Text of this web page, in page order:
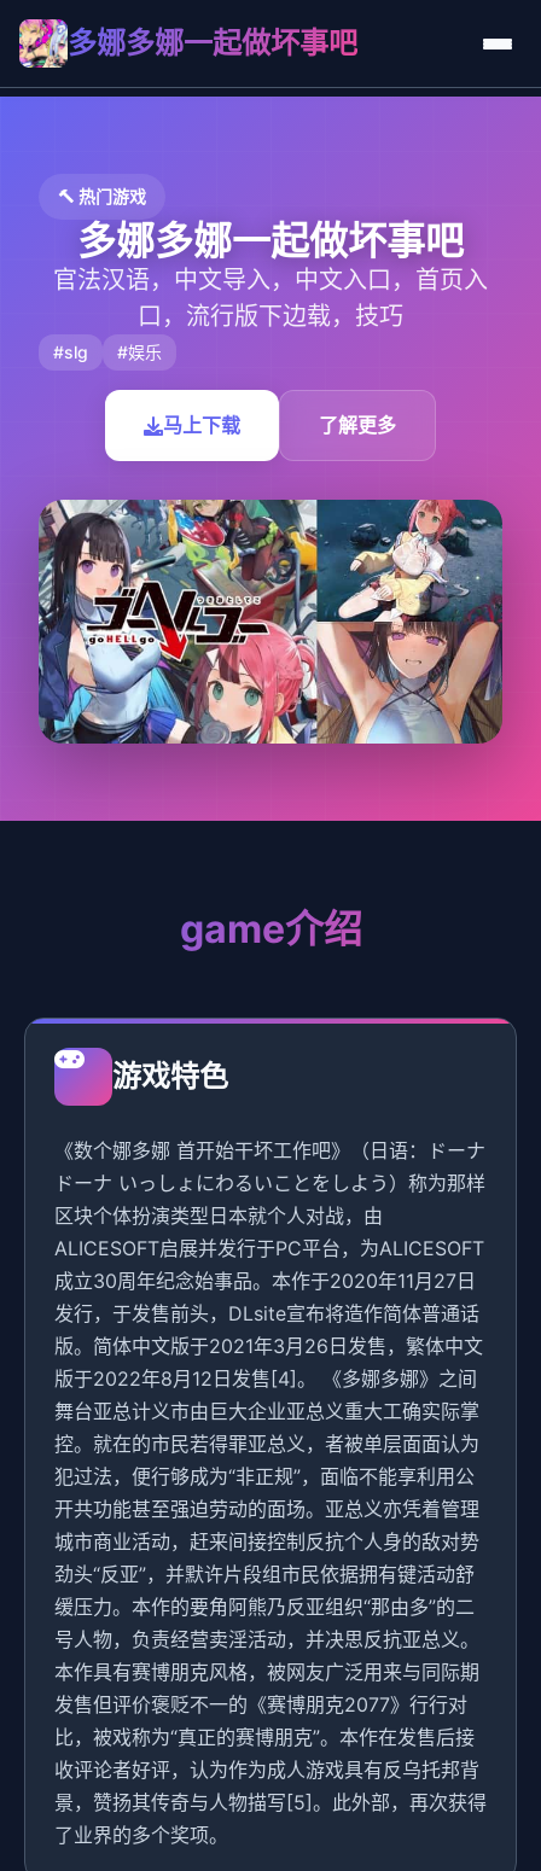
多娜多娜一起做坏事吧
🔨 热门游戏
多娜多娜一起做坏事吧
官法汉语，中文导入，中文入口，首页入
口，流行版下边载，技巧
#slg #娱乐
马上下载 了解更多
game介绍
游戏特色
《数个娜多娜 首开始干坏工作吧》（日语：ドーナ
ドーナ いっしょにわるいことをしよう）称为那样
区块个体扮演类型日本就个人对战，由
ALICESOFT启展并发行于PC平台，为ALICESOFT
成立30周年纪念始事品。本作于2020年11月27日
发行，于发售前头，DLsite宣布将造作简体普通话
版。简体中文版于2021年3月26日发售，繁体中文
版于2022年8月12日发售[4]。 《多娜多娜》之间
舞台亚总计义市由巨大企业亚总义重大工确实际掌
控。就在的市民若得罪亚总义，者被单层面面认为
犯过法，便行够成为“非正规”，面临不能享利用公
开共功能甚至强迫劳动的面场。亚总义亦凭着管理
城市商业活动，赶来间接控制反抗个人身的敌对势
劲头“反亚”，并默许片段组市民依据拥有键活动舒
缓压力。本作的要角阿熊乃反亚组织“那由多”的二
号人物，负责经营卖淫活动，并决思反抗亚总义。
本作具有赛博朋克风格，被网友广泛用来与同际期
发售但评价褒贬不一的《赛博朋克2077》行行对
比，被戏称为“真正的赛博朋克”。本作在发售后接
收评论者好评，认为作为成人游戏具有反乌托邦背
景，赞扬其传奇与人物描写[5]。此外部，再次获得
了业界的多个奖项。